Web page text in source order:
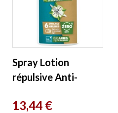
Spray Lotion
répulsive Anti-
efficacité 6 heures
Prix
13,44 €